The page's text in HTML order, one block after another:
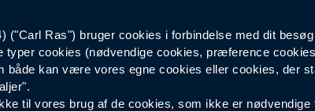
("Carl Ras") bruger cookies i forbindelse med dit
typer cookies (nødvendige cookies, præference
både kan være vores egne cookies eller cookies, der
til vores brug af de cookies, som ikke er nødvendige
Herre